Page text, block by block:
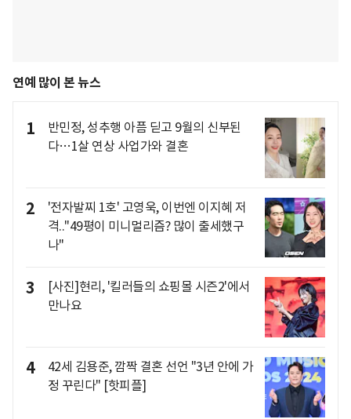
연예 많이 본 뉴스
1
반민정, 성추행 아픔 딛고 9월의 신부된
다…1살 연상 사업가와 결혼
2
'전자발찌 1호' 고영욱, 이번엔 이지혜 저
격.."49평이 미니멀리즘? 많이 출세했구
나"
3
[사진]현리, '킬러들의 쇼핑몰 시즌2'에서
만나요
4
42세 김용준, 깜짝 결혼 선언 "3년 안에 가
정 꾸린다" [핫피플]